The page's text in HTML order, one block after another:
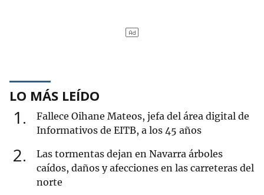
LO MÁS LEÍDO
1
Fallece Oihane Mateos, jefa del área digital de
Informativos de EITB, a los 45 años
2
Las tormentas dejan en Navarra árboles
caídos, daños y afecciones en las carreteras del
norte